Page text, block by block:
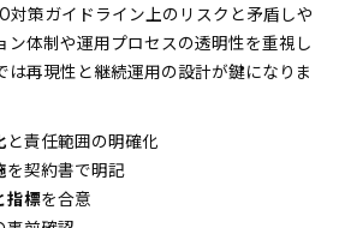
対策ガイドライン上のリスクと矛盾しや
ン体制や運用プロセスの透明性を重視し
は再現性と継続運用の設計が鍵になりま
と責任範囲の明確化
を契約書で明記
指標を合意